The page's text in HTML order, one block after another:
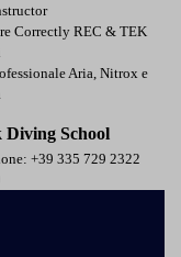
Correctly REC & TEK
Aria, Nitrox e
School
+39 335 729 2322